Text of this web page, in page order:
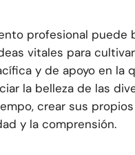
profesional puede
vitales para
y de apoyo en la
la belleza de las
crear sus
y la comprensión.